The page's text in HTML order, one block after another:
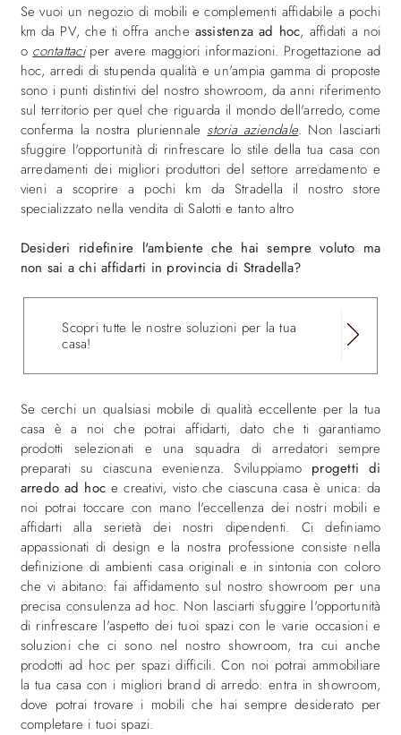
Se vuoi un negozio di mobili e complementi affidabile a pochi
km da PV, che ti offra anche assistenza ad hoc, affidati a noi
o contattaciper avere maggiori informazioni. Progettazione ad
hoc, arredi di stupenda qualità e un'ampia gamma di proposte
sono i punti distintivi del nostro showroom, da anni riferimento
sul territorio per quel che riguarda il mondo dell'arredo, come
conferma la nostra pluriennale storia aziendale. Non lasciarti
sfuggire l'opportunità di rinfrescare lo stile della tua casa con
arredamenti dei migliori produttori del settore arredamento e
vieni a scoprire a pochi km da Stradella il nostro store
specializzato nella vendita di Salotti e tanto altro
Desideri ridefinire l'ambiente che hai sempre voluto ma
non sai a chi affidarti in provincia di Stradella?
Scopri tutte le nostre soluzioni per la tua
casa!
Se cerchi un qualsiasi mobile di qualità eccellente per la tua
casa è a noi che potrai affidarti, dato che ti garantiamo
prodotti selezionati e una squadra di arredatori sempre
preparati su ciascuna evenienza. Sviluppiamo progetti di
arredo ad hoc e creativi, visto che ciascuna casa è unica: da
noi potrai toccare con mano l'eccellenza dei nostri mobili e
affidarti alla serietà dei nostri dipendenti. Ci definiamo
appassionati di design e la nostra professione consiste nella
definizione di ambienti casa originali e in sintonia con coloro
che vi abitano: fai affidamento sul nostro showroom per una
precisa consulenza ad hoc. Non lasciarti sfuggire l'opportunità
di rinfrescare l'aspetto dei tuoi spazi con le varie occasioni e
soluzioni che ci sono nel nostro showroom, tra cui anche
prodotti ad hoc per spazi difficili. Con noi potrai ammobiliare
la tua casa con i migliori brand di arredo: entra in showroom,
dove potrai trovare i mobili che hai sempre desiderato per
completare i tuoi spazi.